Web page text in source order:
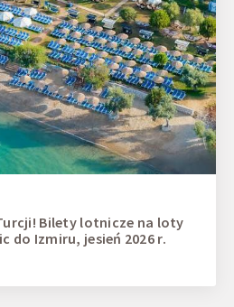
Bilety lotnicze na loty
do Izmiru, jesień 2026 r.